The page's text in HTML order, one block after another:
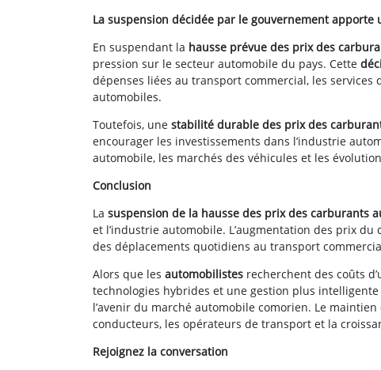
La suspension décidée par le gouvernement
En suspendant la hausse prévue des prix des
pression sur le secteur automobile du pays. Cette
dépenses liées au transport commercial, les
automobiles.
Toutefois, une stabilité durable des prix des
encourager les investissements dans l’industrie
automobile, les marchés des véhicules et les
Conclusion
La suspension de la hausse des prix des carburants
et l’industrie automobile. L’augmentation des prix
des déplacements quotidiens au transport
Alors que les automobilistes recherchent des coûts
technologies hybrides et une gestion plus
l’avenir du marché automobile comorien. Le
conducteurs, les opérateurs de transport et la
Rejoignez la conversation